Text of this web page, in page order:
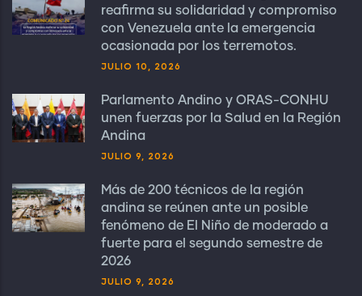
reafirma su solidaridad y compromiso
con Venezuela ante la emergencia
ocasionada por los terremotos.
JULIO 10, 2026
Parlamento Andino y ORAS-CONHU
unen fuerzas por la Salud en la Región
Andina
JULIO 9, 2026
Más de 200 técnicos de la región
andina se reúnen ante un posible
fenómeno de El Niño de moderado a
fuerte para el segundo semestre de
2026
JULIO 9, 2026